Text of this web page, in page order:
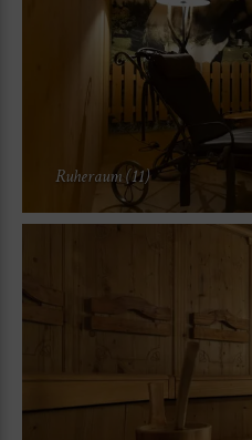
Ruheraum (11)